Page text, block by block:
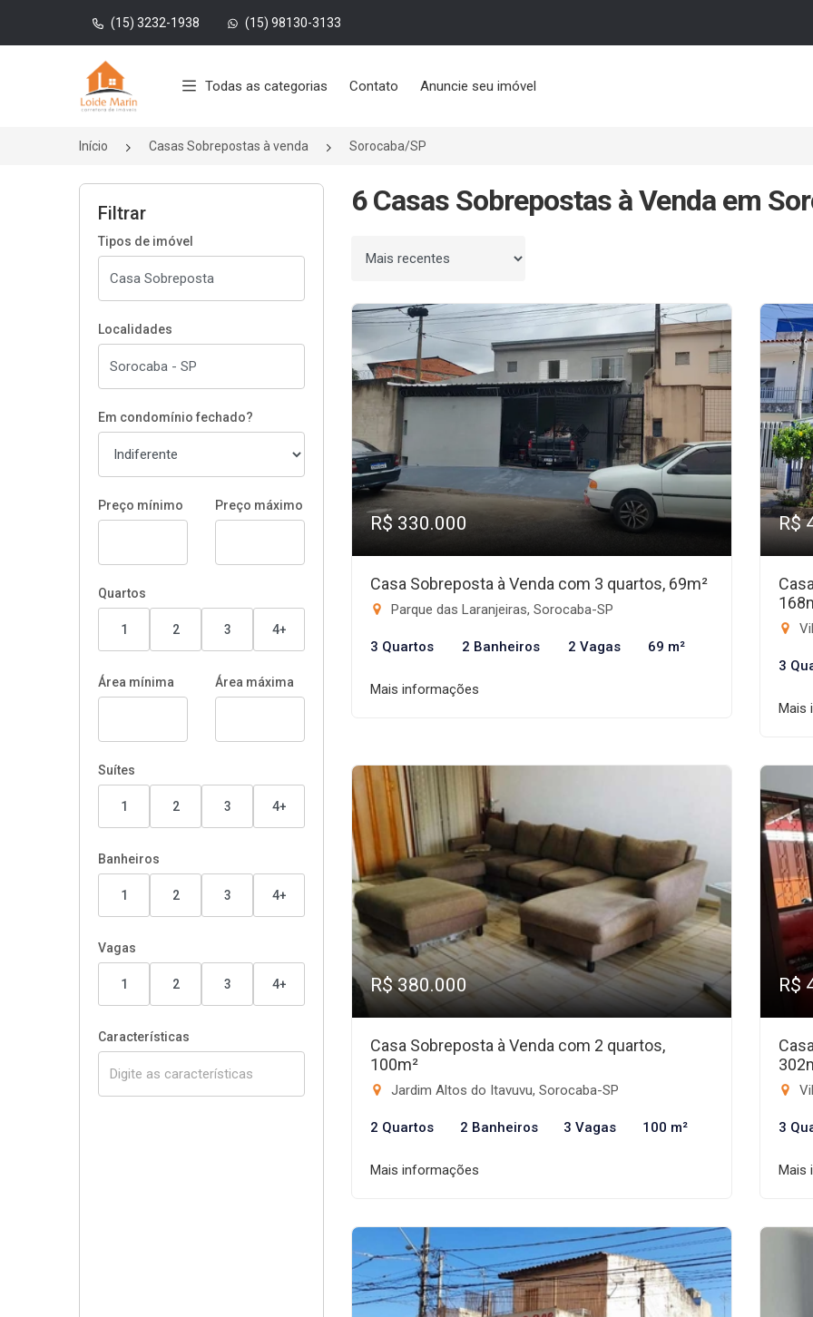
(15) 3232-1938 (15) 98130-3133
Página inicial
Todas as categorias Contato Anuncie seu imóvel
Início Casas Sobrepostas à venda Sorocaba/SP
Filtrar
Tipos de imóvel
Localidades
Em condomínio fechado?
Preço mínimo Preço máximo
Quartos
1 2 3 4+
Área mínima Área máxima
Suítes
1 2 3 4+
Banheiros
1 2 3 4+
Vagas
1 2 3 4+
Características
6 Casas Sobrepostas à Venda em
Ordenar por
R$ 330.000
Casa Sobreposta à Venda com 3 quartos, 69m²
Parque das Laranjeiras, Sorocaba-SP
3 Quartos 2 Banheiros 2 Vagas 69 m²
Mais informações
R$
3
Mais
R$ 380.000
Casa Sobreposta à Venda com 2 quartos,
100m²
Jardim Altos do Itavuvu, Sorocaba-SP
2 Quartos 2 Banheiros 3 Vagas 100 m²
Mais informações
R$
3
Mais